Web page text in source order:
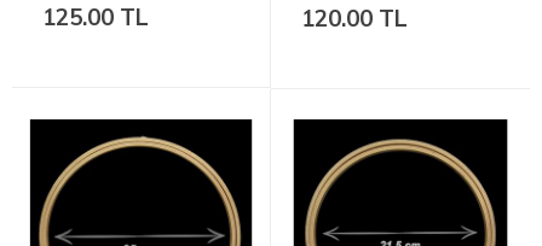
125.00 TL 120.00 TL